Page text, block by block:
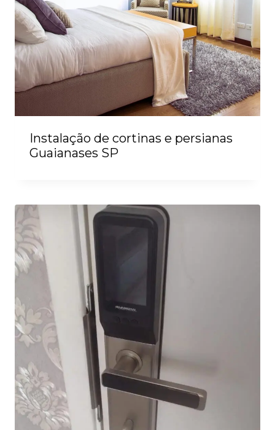
Instalação de cortinas e persianas
Guaianases SP